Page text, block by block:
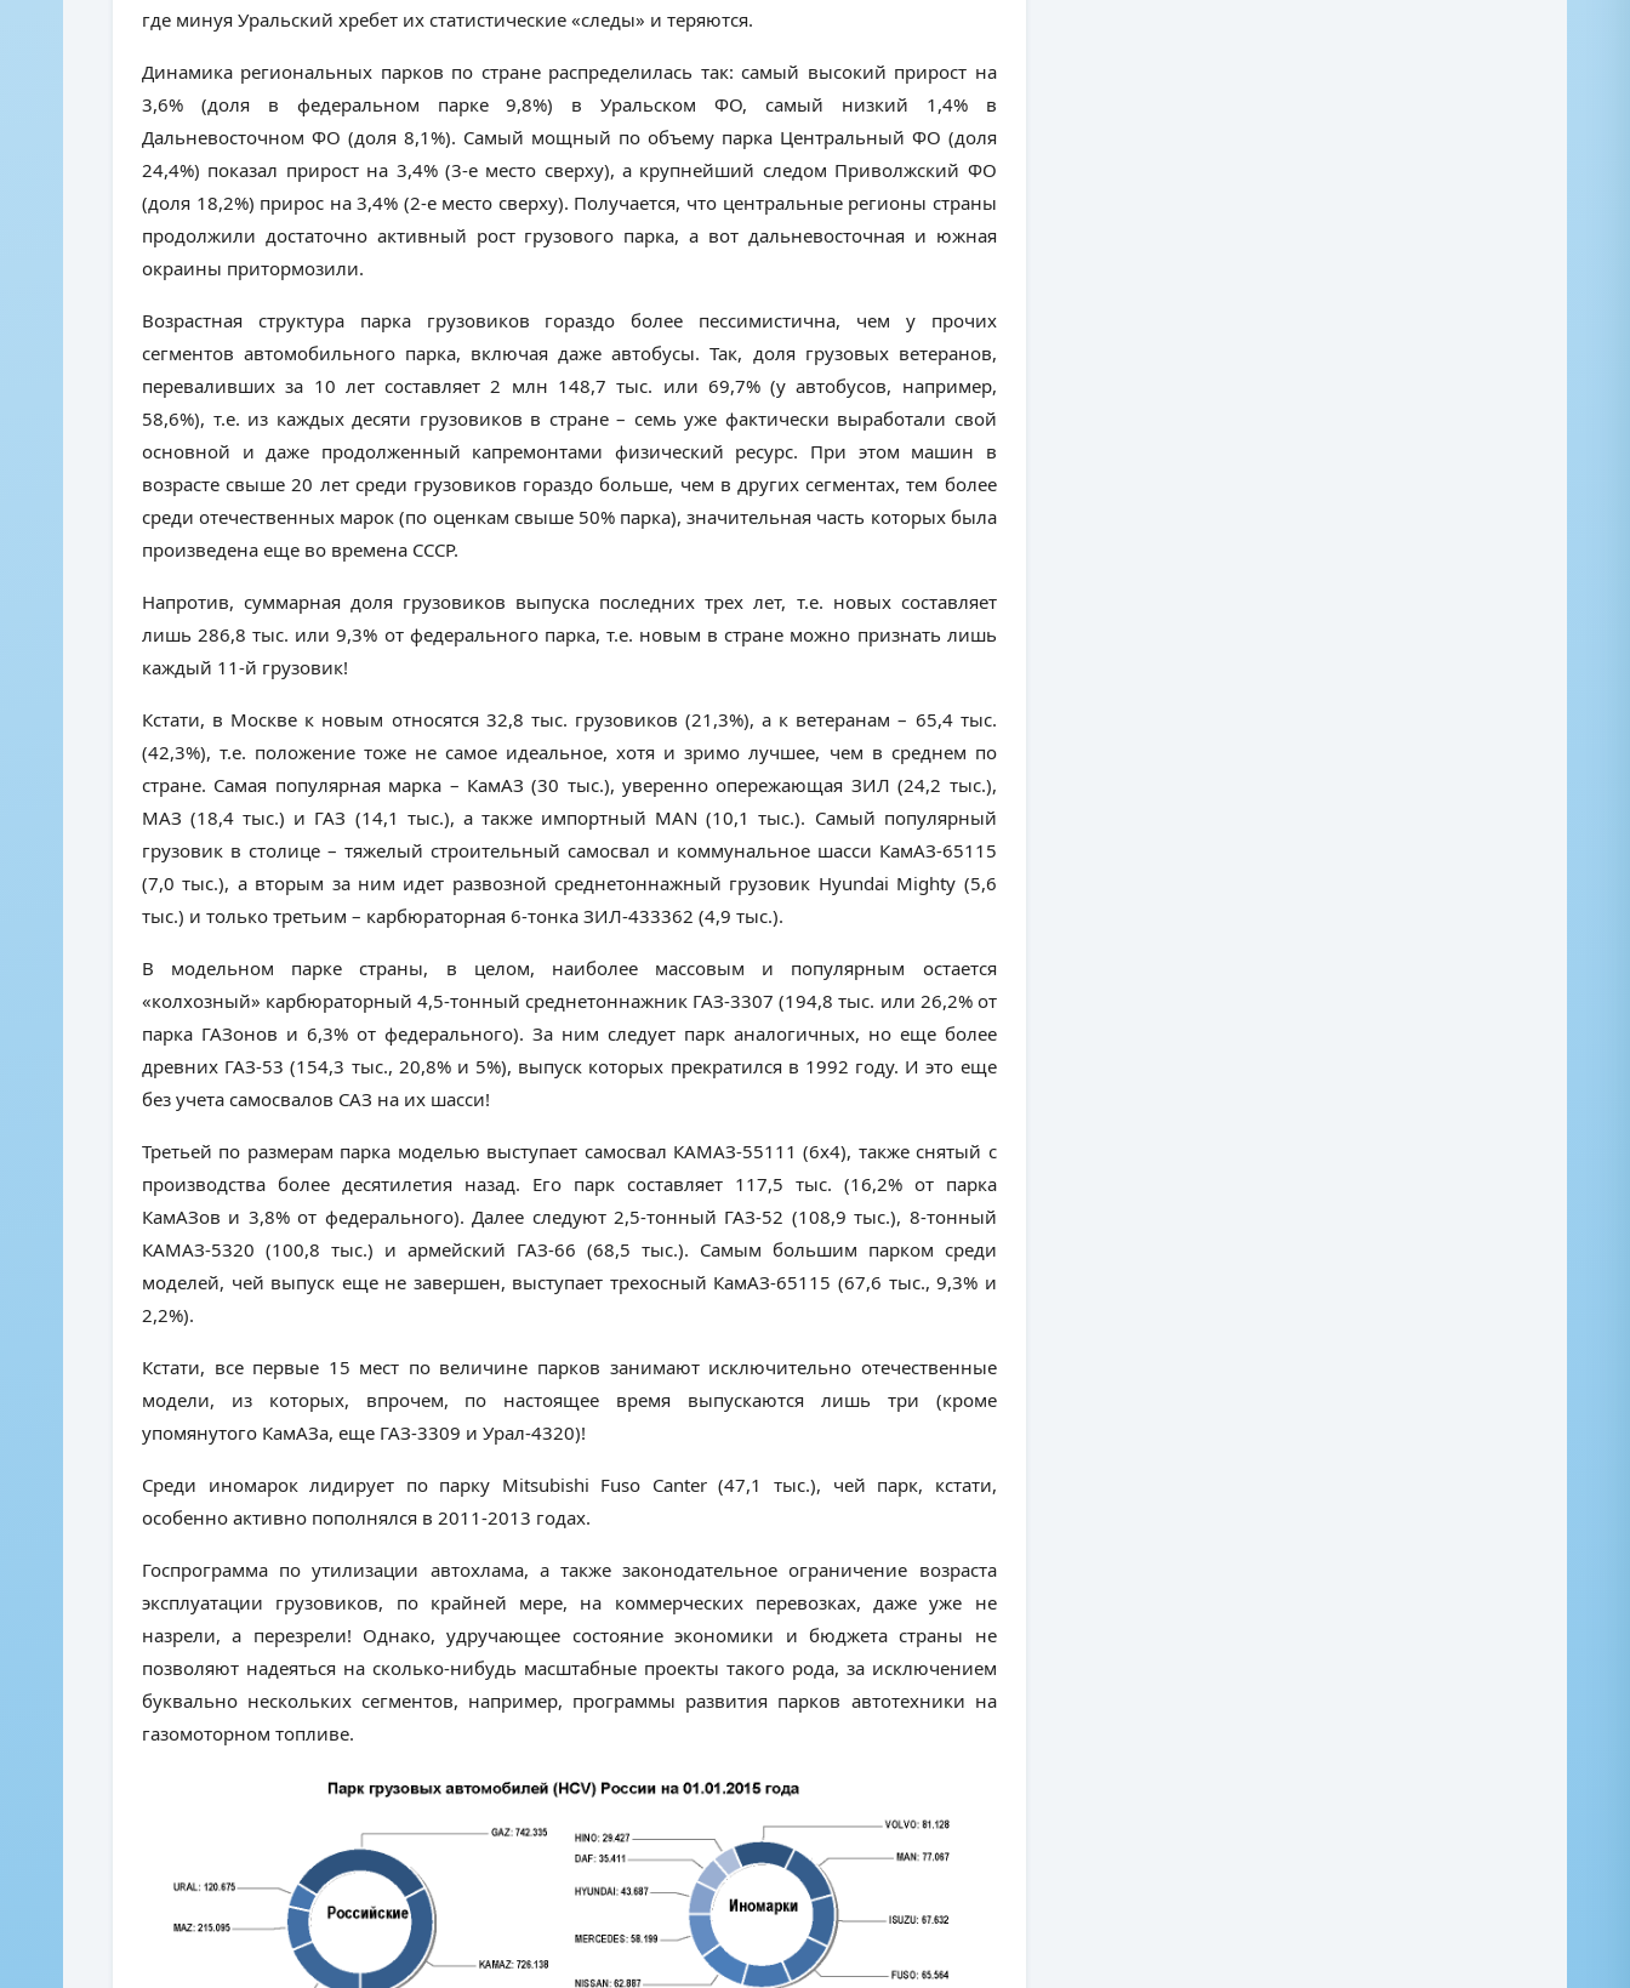
где минуя Уральский хребет их статистические «следы» и теряются.
Динамика региональных парков по стране распределилась так: самый высокий прирост на
3,6% (доля в федеральном парке 9,8%) в Уральском ФО, самый низкий 1,4% в
Дальневосточном ФО (доля 8,1%). Самый мощный по объему парка Центральный ФО (доля
24,4%) показал прирост на 3,4% (3-е место сверху), а крупнейший следом Приволжский ФО
(доля 18,2%) прирос на 3,4% (2-е место сверху). Получается, что центральные регионы страны
продолжили достаточно активный рост грузового парка, а вот дальневосточная и южная
окраины притормозили.
Возрастная структура парка грузовиков гораздо более пессимистична, чем у прочих
сегментов автомобильного парка, включая даже автобусы. Так, доля грузовых ветеранов,
переваливших за 10 лет составляет 2 млн 148,7 тыс. или 69,7% (у автобусов, например,
58,6%), т.е. из каждых десяти грузовиков в стране – семь уже фактически выработали свой
основной и даже продолженный капремонтами физический ресурс. При этом машин в
возрасте свыше 20 лет среди грузовиков гораздо больше, чем в других сегментах, тем более
среди отечественных марок (по оценкам свыше 50% парка), значительная часть которых была
произведена еще во времена СССР.
Напротив, суммарная доля грузовиков выпуска последних трех лет, т.е. новых составляет
лишь 286,8 тыс. или 9,3% от федерального парка, т.е. новым в стране можно признать лишь
каждый 11-й грузовик!
Кстати, в Москве к новым относятся 32,8 тыс. грузовиков (21,3%), а к ветеранам – 65,4 тыс.
(42,3%), т.е. положение тоже не самое идеальное, хотя и зримо лучшее, чем в среднем по
стране. Самая популярная марка – КамАЗ (30 тыс.), уверенно опережающая ЗИЛ (24,2 тыс.),
МАЗ (18,4 тыс.) и ГАЗ (14,1 тыс.), а также импортный MAN (10,1 тыс.). Самый популярный
грузовик в столице – тяжелый строительный самосвал и коммунальное шасси КамАЗ-65115
(7,0 тыс.), а вторым за ним идет развозной среднетоннажный грузовик Hyundai Mighty (5,6
тыс.) и только третьим – карбюраторная 6-тонка ЗИЛ-433362 (4,9 тыс.).
В модельном парке страны, в целом, наиболее массовым и популярным остается
«колхозный» карбюраторный 4,5-тонный среднетоннажник ГАЗ-3307 (194,8 тыс. или 26,2% от
парка ГАЗонов и 6,3% от федерального). За ним следует парк аналогичных, но еще более
древних ГАЗ-53 (154,3 тыс., 20,8% и 5%), выпуск которых прекратился в 1992 году. И это еще
без учета самосвалов САЗ на их шасси!
Третьей по размерам парка моделью выступает самосвал КАМАЗ-55111 (6х4), также снятый с
производства более десятилетия назад. Его парк составляет 117,5 тыс. (16,2% от парка
КамАЗов и 3,8% от федерального). Далее следуют 2,5-тонный ГАЗ-52 (108,9 тыс.), 8-тонный
КАМАЗ-5320 (100,8 тыс.) и армейский ГАЗ-66 (68,5 тыс.). Самым большим парком среди
моделей, чей выпуск еще не завершен, выступает трехосный КамАЗ-65115 (67,6 тыс., 9,3% и
2,2%).
Кстати, все первые 15 мест по величине парков занимают исключительно отечественные
модели, из которых, впрочем, по настоящее время выпускаются лишь три (кроме
упомянутого КамАЗа, еще ГАЗ-3309 и Урал-4320)!
Среди иномарок лидирует по парку Mitsubishi Fuso Canter(47,1 тыс.), чей парк, кстати,
особенно активно пополнялся в 2011-2013 годах.
Госпрограмма по утилизации автохлама, а также законодательное ограничение возраста
эксплуатации грузовиков, по крайней мере, на коммерческих перевозках, даже уже не
назрели, а перезрели! Однако, удручающее состояние экономики и бюджета страны не
позволяют надеяться на сколько-нибудь масштабные проекты такого рода, за исключением
буквально нескольких сегментов, например, программы развития парков автотехники на
газомоторном топливе.